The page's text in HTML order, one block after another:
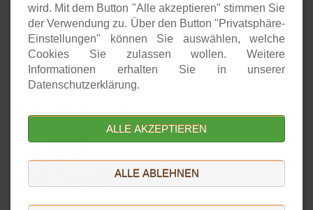
DECOIT GmbH
DECOIT Home
Über die DECOIT
wird. Mit dem Button "Alle akzeptieren" stimmen Sie
der Verwendung zu. Über den Button "Privatsphäre-
Einstellungen" können Sie auswählen, welche
Cookies Sie zulassen wollen. Weitere
Informationen erhalten Sie in unserer
Datenschutzerklärung.
ALLE AKZEPTIEREN
ALLE ABLEHNEN